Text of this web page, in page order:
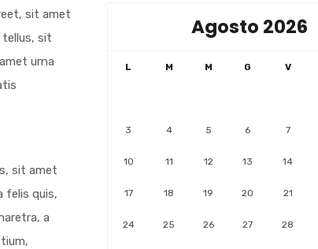
sit amet
tellus, sit
urna
sit amet
felis quis,
a
Agosto 2026
L M M G V
3 4 5 6 7
10 11 12 13 14
17 18 19 20 21
24 25 26 27 28